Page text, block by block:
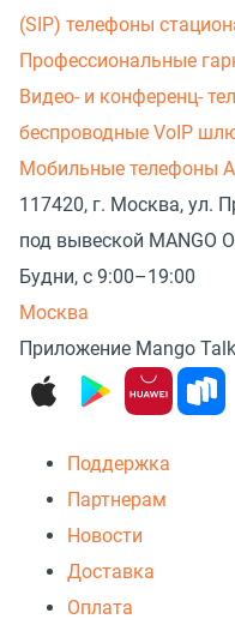
(SIP) телефоны
Профессиональные
Видео- и конференц-
беспроводные VoIP
Мобильные телефоны
117420, г. Москва, ул.
под вывеской MANGO
Будни, с 9:00–19:00
Москва
Приложение Mango
Поддержка
Партнерам
Новости
Доставка
Оплата